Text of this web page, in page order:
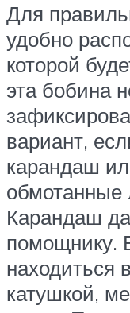
Для
удобно
которой
эта бобина
вариант,
карандаш
обмотанные
Карандаш
помощнику.
находиться
катушкой,